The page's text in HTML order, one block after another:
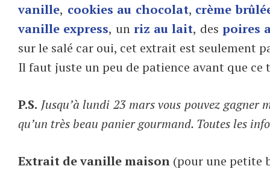
vanille, cookies au chocolat, crème
vanille express, un riz au lait, des poires
sur le salé car oui, cet extrait est seulement
Il faut juste un peu de patience avant que
P.S. Jusqu’à lundi 23 mars vous pouvez gagner
qu’un très beau panier gourmand. Toutes les
Extrait de vanille maison (pour une petite